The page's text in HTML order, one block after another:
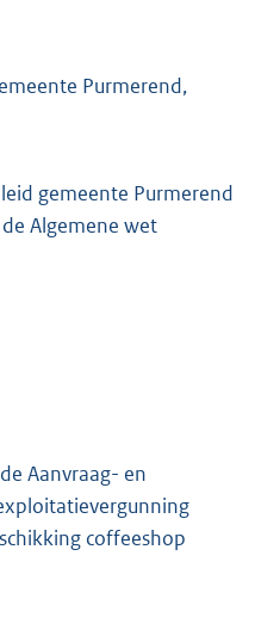
3
Purmerend,
gemeente Purmerend
Algemene wet
Aanvraag- en
coffeeshop